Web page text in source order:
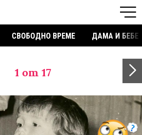
СВОБОДНО ВРЕМЕ ДАМА И БЕБЕ
1 от 17